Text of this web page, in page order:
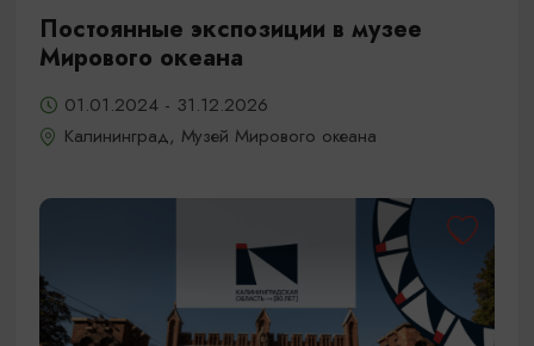
Постоянные экспозиции в музее
Мирового океана
01.01.2024 - 31.12.2026
Калининград, Музей Мирового океана